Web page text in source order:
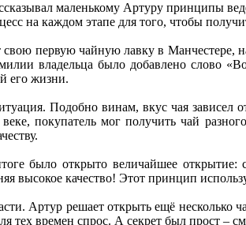
маленькому Артуру принципы
на каждом этапе для того, чтобы
первую чайную лавку в Манчестере,
владельца было добавлено слово
его жизни.
Подобно винам, вкус чая зависел
покупатель мог получить чай
было открыто величайшее
высокое качество! Этот принцип
Артур решает открыть ещё
тех времен спрос. А секрет был прост –